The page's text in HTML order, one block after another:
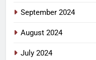
September 2024
August 2024
July 2024